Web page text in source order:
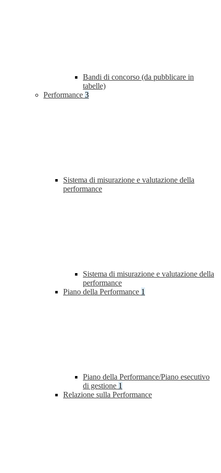
Bandi di concorso (da pubblicare in
tabelle)
Performance 3
Sistema di misurazione e valutazione della
performance
Sistema di misurazione e valutazione della
performance
Piano della Performance 1
Piano della Performance/Piano esecutivo
di gestione 1
Relazione sulla Performance